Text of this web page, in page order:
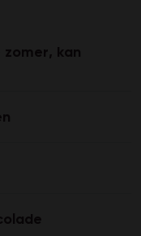
zomer, kan